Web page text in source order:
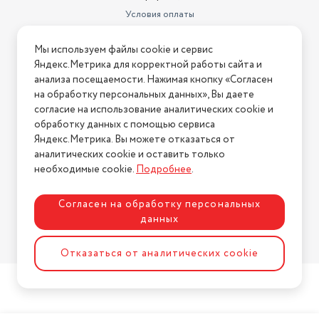
Условия оплаты
Условия возврата
Нашли ошибку на сайте? Напишите нам
2026 © Интернет-магазин "АстМаркет". У нас есть всё!
Политика конфиденциальности
Разработка сайтаASTDESIGN
Мы используем файлы cookie и сервис
Яндекс.Метрика для корректной работы сайта и
анализа посещаемости. Нажимая кнопку «Согласен
на обработку персональных данных», Вы даете
согласие на использование аналитических cookie и
обработку данных с помощью сервиса
Яндекс.Метрика. Вы можете отказаться от
аналитических cookie и оставить только
необходимые cookie.Подробнее.
Согласен на обработку персональных
данных
Отказаться от аналитических cookie